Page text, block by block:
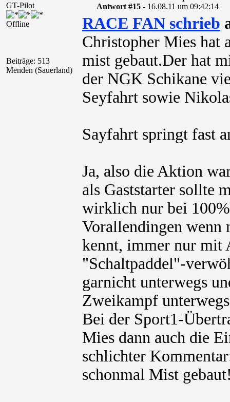
GT-Pilot
Offline
Beiträge: 513
Menden (Sauerland)
Antwort #15 - 16.08.11 um 09:42:14
RACE FAN schrieb
Christopher Mies hat
mist gebaut.Der hat
der NGK Schikane
Seyfahrt sowie
Sayfahrt springt fast
Ja, also die Aktion
als Gaststarter sollte
wirklich nur bei
Vorallendingen wenn
kennt, immer nur mit
"Schaltpaddel"-
garnicht unterwegs
Zweikampf
Bei der Sport1-
Mies dann auch die
schlichter
schonmal Mist